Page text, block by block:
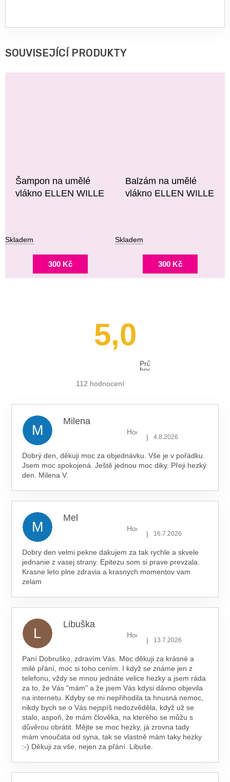
SOUVISEJÍCÍ PRODUKTY
Šampon na umělé
vlákno ELLEN WILLE
Skladem
300 Kč
Balzám na umělé
vlákno ELLEN WILLE
Skladem
300 Kč
5,0
Průměrné
hodnocení
112 hodnocení
M
Milena
Hodnocení obchodu je 5 z 5
| 4.8.2026
Dobrý den, děkuji moc za objednávku. Vše je v pořádku.
Jsem moc spokojená. Ještě jednou moc diky. Přeji hezký
den. Milena V.
M
Mel
Hodnocení obchodu je 5 z 5
| 16.7.2026
Dobry den velmi pekne dakujem za tak rychle a skvele
jednanie z vasej strany. Epitezu som si prave prevzala.
Krasne leto plne zdravia a krasnych momentov vam
zelam
L
Libuška
Hodnocení obchodu je 5 z 5
| 13.7.2026
Paní Dobruško, zdravím Vás. Moc děkuji za krásné a
milé přání, moc si toho cením. I když se známe jen z
telefonu, vždy se mnou jednáte velice hezky a jsem ráda
za to, že Vás "mám" a že jsem Vás kdysi dávno objevila
na internetu. Kdyby se mi nepřihodila ta hnusná nemoc,
nikdy bych se o Vás nejspíš nedozvěděla, když už se
stalo, aspoň, že mám člověka, na kterého se můžu s
důvěrou obrátit. Mějte se moc hezky, já zrovna tady
mám vnoučata od syna, tak se vlastně mám taky hezky
:-) Děkuji za vše, nejen za přání. Libuše.